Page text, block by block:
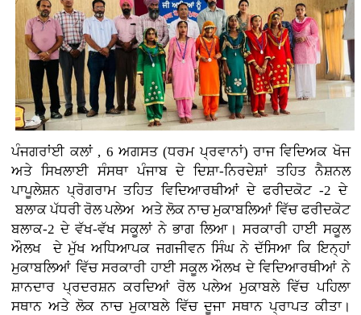
ਪੰਜਗਰਾਂਈ ਕਲਾਂ , 6 ਅਗਸਤ (ਧਰਮ ਪ੍ਰਵਾਨਾਂ) ਰਾਜ ਵਿਦਿਅਕ ਖੋਜ
ਅਤੇ ਸਿਖਲਾਈ ਸੰਸਥਾ ਪੰਜਾਬ ਦੇ ਦਿਸ਼ਾ-ਨਿਰਦੇਸ਼ਾਂ ਤਹਿਤ ਨੈਸ਼ਨਲ
ਪਾਪੂਲੇਸ਼ਨ ਪ੍ਰੋਗਰਾਮ ਤਹਿਤ ਵਿਦਿਆਰਥੀਆਂ ਦੇ ਫਰੀਦਕੋਟ -2 ਦੇ
ਬਲਾਕ ਪੱਧਰੀ ਰੋਲ ਪਲੇਅ ਅਤੇ ਲੋਕ ਨਾਚ ਮੁਕਾਬਲਿਆਂ ਵਿੱਚ ਫਰੀਦਕੋਟ
ਬਲਾਕ-2 ਦੇ ਵੱਖ-ਵੱਖ ਸਕੂਲਾਂ ਨੇ ਭਾਗ ਲਿਆ। ਸਰਕਾਰੀ ਹਾਈ ਸਕੂਲ
ਔਲਖ ਦੇ ਮੁੱਖ ਅਧਿਆਪਕ ਜਗਜੀਵਨ ਸਿੰਘ ਨੇ ਦੱਸਿਆ ਕਿ ਇਨ੍ਹਾਂ
ਮੁਕਾਬਲਿਆਂ ਵਿੱਚ ਸਰਕਾਰੀ ਹਾਈ ਸਕੂਲ ਔਲਖ ਦੇ ਵਿਦਿਆਰਥੀਆਂ ਨੇ
ਸ਼ਾਨਦਾਰ ਪ੍ਰਦਰਸ਼ਨ ਕਰਦਿਆਂ ਰੋਲ ਪਲੇਅ ਮੁਕਾਬਲੇ ਵਿੱਚ ਪਹਿਲਾ
ਸਥਾਨ ਅਤੇ ਲੋਕ ਨਾਚ ਮੁਕਾਬਲੇ ਵਿੱਚ ਦੂਜਾ ਸਥਾਨ ਪ੍ਰਾਪਤ ਕੀਤਾ।